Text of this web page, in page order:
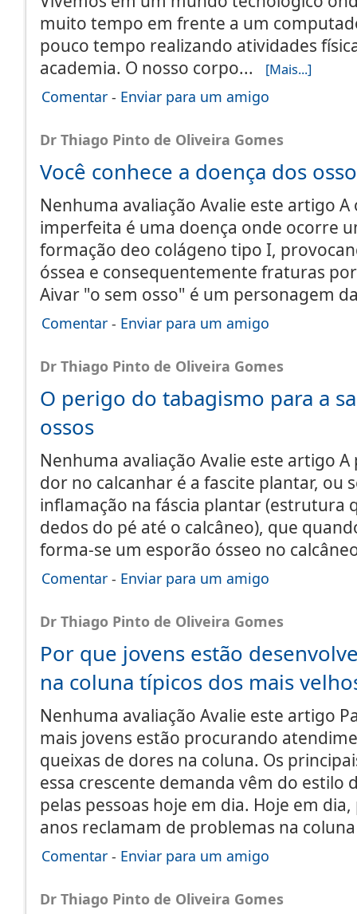
muito tempo em frente a um
pouco tempo realizando atividades
academia. O nosso corpo...
[Mais...]
Comentar - Enviar para um amigo
Dr Thiago Pinto de Oliveira Gomes
Você conhece a doença dos
Nenhuma avaliação Avalie este artigo
imperfeita é uma doença onde ocorre
formação deo colágeno tipo I,
óssea e consequentemente fraturas
Aivar "o sem osso" é um personagem
Comentar - Enviar para um amigo
Dr Thiago Pinto de Oliveira Gomes
O perigo do tabagismo para a
ossos
Nenhuma avaliação Avalie este artigo
dor no calcanhar é a fascite plantar, ou
inflamação na fáscia plantar (estrutura
dedos do pé até o calcâneo), que
forma-se um esporão ósseo no
Comentar - Enviar para um amigo
Dr Thiago Pinto de Oliveira Gomes
Por que jovens estão
na coluna típicos dos mais
Nenhuma avaliação Avalie este artigo
mais jovens estão procurando
queixas de dores na coluna. Os
essa crescente demanda vêm do estilo
pelas pessoas hoje em dia. Hoje em
anos reclamam de problemas na
Comentar - Enviar para um amigo
Dr Thiago Pinto de Oliveira Gomes